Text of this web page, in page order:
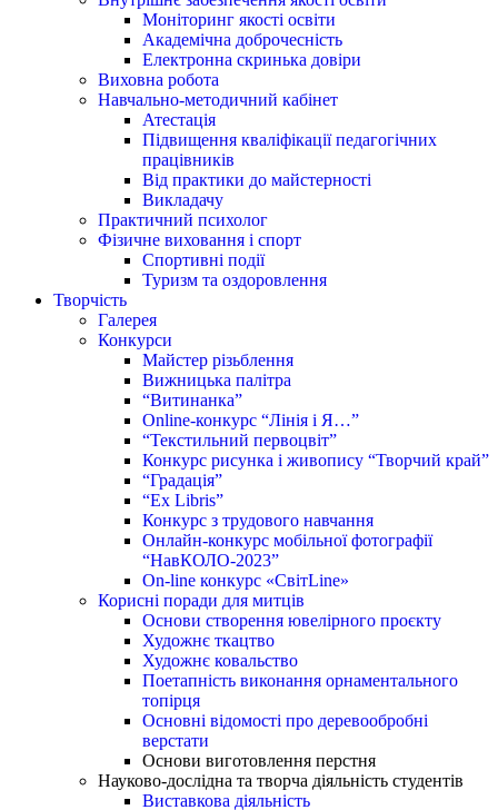
Моніторинг якості освіти
Академічна доброчесність
Електронна скринька довіри
Виховна робота
Навчально-методичний кабінет
Атестація
Підвищення кваліфікації педагогічних
працівників
Від практики до майстерності
Викладачу
Практичний психолог
Фізичне виховання і спорт
Спортивні події
Туризм та оздоровлення
Творчість
Галерея
Конкурси
Майстер різьблення
Вижницька палітра
“Витинанка”
Online-конкурс “Лінія і Я…”
“Текстильний первоцвіт”
Конкурс рисунка і живопису “Творчий край”
“Градація”
“Ex Libris”
Конкурс з трудового навчання
Онлайн-конкурс мобільної фотографії
“НавКОЛО-2023”
On-line конкурс «СвітLine»
Корисні поради для митців
Основи створення ювелірного проєкту
Художнє ткацтво
Художнє ковальство
Поетапність виконання орнаментального
топірця
Основні відомості про деревообробні
верстати
Основи виготовлення перстня
Науково-дослідна та творча діяльність студентів
Виставкова діяльність